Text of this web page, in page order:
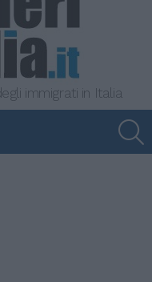
immigrati in Italia